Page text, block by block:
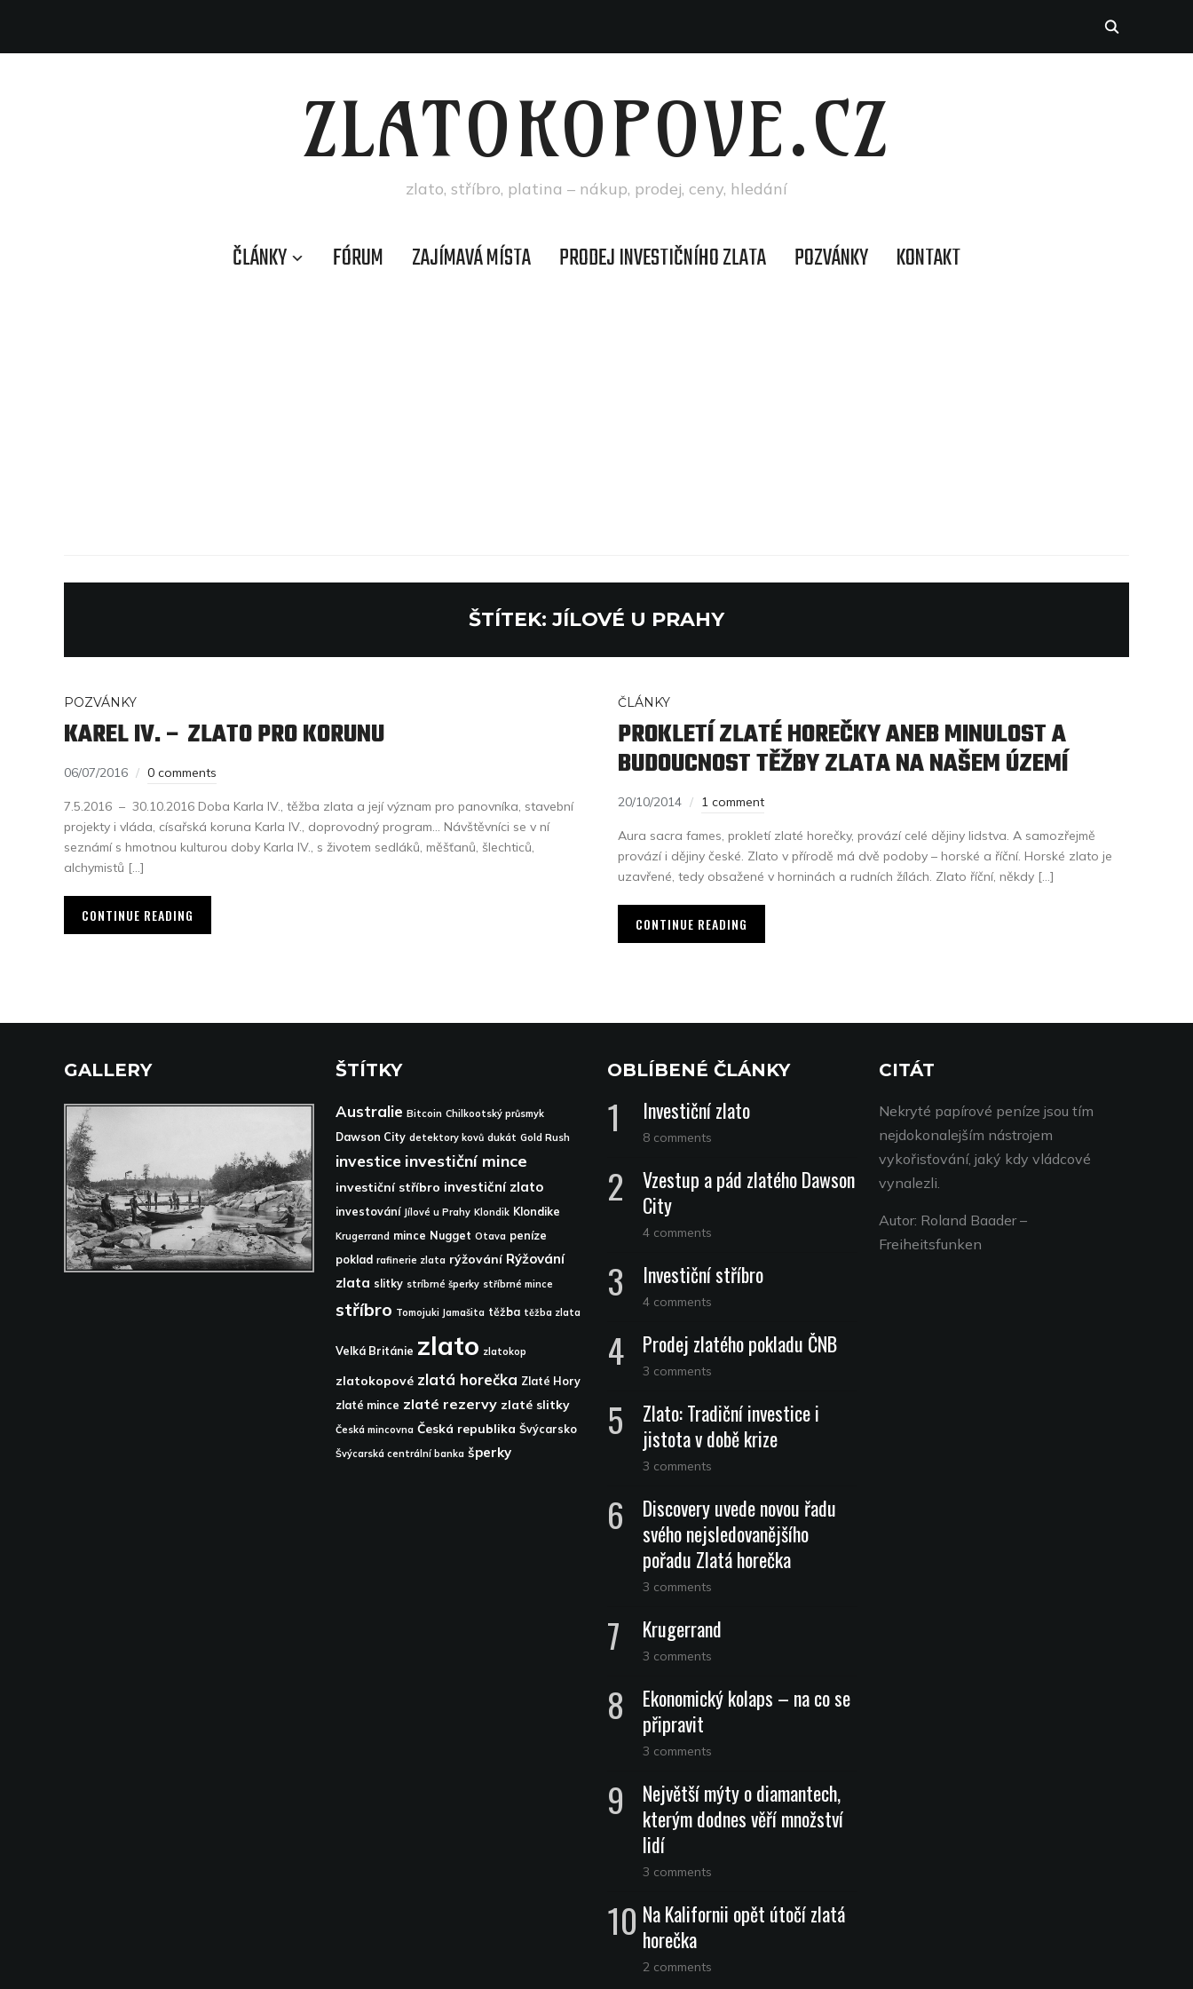
ZLATOKOPOVE.CZ
zlato, stříbro, platina – nákup, prodej, ceny, hledání
ČLÁNKY FÓRUM ZAJÍMAVÁ MÍSTA PRODEJ INVESTIČNÍHO ZLATA POZVÁNKY KONTAKT
ŠTÍTEK: JÍLOVÉ U PRAHY
POZVÁNKY
KAREL IV. – ZLATO PRO KORUNU
06/07/2016 0 comments
7.5.2016 – 30.10.2016 Doba Karla IV., těžba zlata a její význam pro panovníka, stavební
projekty i vláda, císařská koruna Karla IV., doprovodný program… Návštěvníci se v ní
seznámí s hmotnou kulturou doby Karla IV., s životem sedláků, měšťanů, šlechticů,
alchymistů […]
CONTINUE READING
ČLÁNKY
PROKLETÍ ZLATÉ HOREČKY ANEB MINULOST A
BUDOUCNOST TĚŽBY ZLATA NA NAŠEM ÚZEMÍ
20/10/2014 1 comment
Aura sacra fames, prokletí zlaté horečky, provází celé dějiny lidstva. A samozřejmě
provází i dějiny české. Zlato v přírodě má dvě podoby – horské a říční. Horské zlato je
uzavřené, tedy obsažené v horninách a rudních žílách. Zlato říční, někdy […]
CONTINUE READING
GALLERY ŠTÍTKY
Australie Bitcoin Chilkootský průsmyk
Dawson City detektory kovů dukát Gold Rush
investice investiční mince
investiční stříbro investiční zlato
investování Jílové u Prahy Klondik Klondike
Krugerrand mince Nugget Otava peníze
poklad rafinerie zlata rýžování Rýžování
zlata slitky stríbrné šperky stříbrné mince
stříbro Tomojuki Jamašita těžba těžba zlata
Velká Británie zlato zlatokop
zlatokopové zlatá horečka Zlaté Hory
zlaté mince zlaté rezervy zlaté slitky
Česká mincovna Česká republika Švýcarsko
Švýcarská centrální banka šperky
OBLÍBENÉ ČLÁNKY
Investiční zlato
8 comments
Vzestup a pád zlatého Dawson
City
4 comments
Investiční stříbro
4 comments
Prodej zlatého pokladu ČNB
3 comments
Zlato: Tradiční investice i
jistota v době krize
3 comments
Discovery uvede novou řadu
svého nejsledovanějšího
pořadu Zlatá horečka
3 comments
Krugerrand
3 comments
Ekonomický kolaps – na co se
připravit
3 comments
Největší mýty o diamantech,
kterým dodnes věří množství
lidí
3 comments
Na Kalifornii opět útočí zlatá
horečka
2 comments
CITÁT
Nekryté papírové peníze jsou tím
nejdokonalejším nástrojem
vykořisťování, jaký kdy vládcové
vynalezli.
Autor: Roland Baader –
Freiheitsfunken